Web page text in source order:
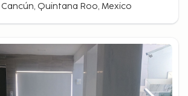
Quintana Roo, Mexico